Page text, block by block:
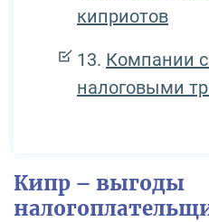
киприотов
Компании
налоговыми
Кипр – выгоды